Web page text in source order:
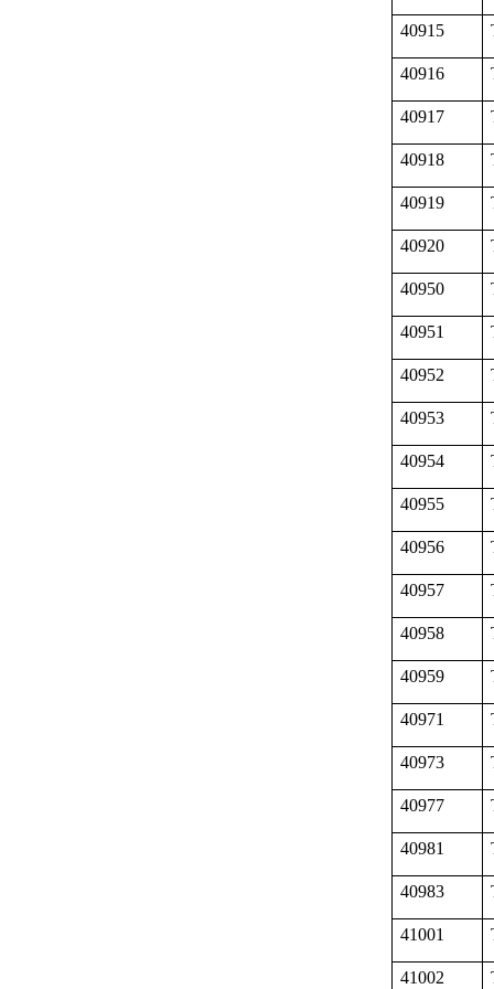
40915
40916
40917
40918
40919
40920
40950
40951
40952
40953
40954
40955
40956
40957
40958
40959
40971
40973
40977
40981
40983
41001
41002